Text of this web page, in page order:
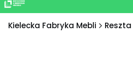
Kielecka Fabryka Mebli